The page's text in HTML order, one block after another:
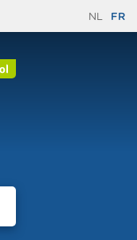
NL FR